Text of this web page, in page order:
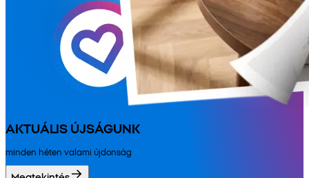
AKTUÁLIS ÚJSÁGUNK
minden héten valami újdonság